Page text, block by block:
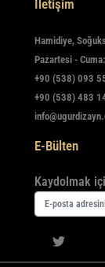
İletişim
Hamidiye,
Pazartesi -
+90 (538) 093
+90 (538) 483
E-Bülten
Kaydolmak